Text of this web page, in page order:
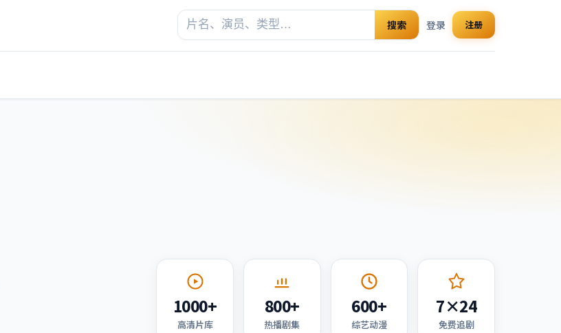
搜索 登录 注册
1000+
高清片库
800+
热播剧集
600+
综艺动漫
7×24
免费追剧